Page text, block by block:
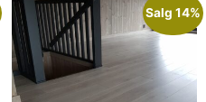
Salg 14%